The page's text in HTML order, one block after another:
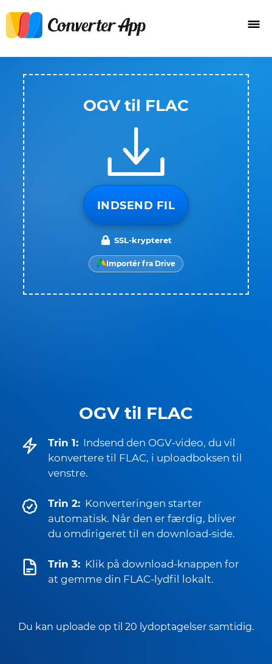
OGV til FLAC
Trin 1: Indsend den OGV-video, du vil
konvertere til FLAC, i uploadboksen til
venstre.
Trin 2: Konverteringen starter
automatisk. Når den er færdig, bliver
du omdirigeret til en download-side.
Trin 3: Klik på download-knappen for
at gemme din FLAC-lydfil lokalt.
Du kan uploade op til 20 lydoptagelser samtidig.
OGV til FLAC
INDSEND FIL
SSL-krypteret
Importér fra Drive